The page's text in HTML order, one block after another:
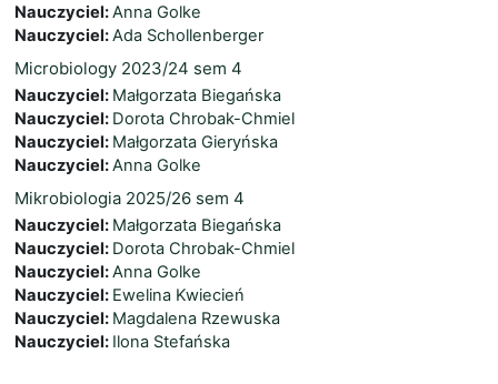
Nauczyciel:Anna Golke
Nauczyciel:Ada Schollenberger
Microbiology 2023/24 sem 4
Nauczyciel: Małgorzata Biegańska
Nauczyciel: Dorota Chrobak-Chmiel
Nauczyciel: Małgorzata Gieryńska
Nauczyciel:Anna Golke
Mikrobiologia 2025/26 sem 4
Nauczyciel: Małgorzata Biegańska
Nauczyciel: Dorota Chrobak-Chmiel
Nauczyciel:Anna Golke
Nauczyciel: Ewelina Kwiecień
Nauczyciel: Magdalena Rzewuska
Nauczyciel: Ilona Stefańska